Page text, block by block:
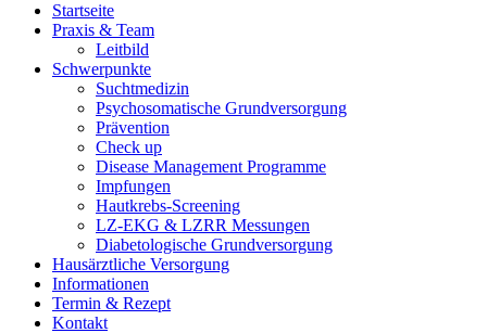
Startseite
Praxis & Team
Leitbild
Schwerpunkte
Suchtmedizin
Psychosomatische Grundversorgung
Prävention
Check up
Disease Management Programme
Impfungen
Hautkrebs-Screening
LZ-EKG & LZRR Messungen
Diabetologische Grundversorgung
Hausärztliche Versorgung
Informationen
Termin & Rezept
Kontakt